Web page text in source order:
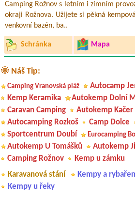
Camping Rožnov s letním i zimním
okraji Rožnova. Užijete si pěkná
venkovní bazén, ba..
Schránka Mapa
🌞 Náš Tip:
Camping Vranovská pláž
Autocamp
Kemp Keramika
Autokemp Dolní
Caravan Camping
Autokemp Kačer
Autocamping Rozkoš
Camp Dolce
Sportcentrum Doubí
Eurocamping
Autokemp U Tomášků
Autokemp
Camping Rožnov
Kemp u zámku
Karavanová stání
Kempy a
Kempy u řeky